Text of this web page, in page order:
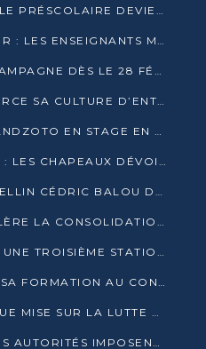
ÉDUCATION AU CONGO : LE PRÉSCOLAIRE DEVIENT OBLIGATOIRE, LE BTS CONSACRÉ DIPLÔME D’ÉTAT
ENSEIGNEMENT SUPÉRIEUR : LES ENSEIGNANTS MAINTIENNENT LA GRÈVE ET EXIGENT UN ACCORD ÉCRIT AVEC L’ÉTAT
PRÉSIDENTIELLE 2026 : CAMPAGNE DÈS LE 28 FÉVRIER, SCRUTIN LES 12 ET 15 MARS
CONGO TERMINAL RENFORCE SA CULTURE D’ENTREPRISE AVEC LE PROGRAMME « WIN TOGETHER »
FOOTBALL : BOREL TOMANDZOTO EN STAGE EN ESPAGNE AVEC POLISSYA FC
ÉLIMINATOIRES CAN 2027 : LES CHAPEAUX DÉVOILÉS, LE CONGO FIXÉ SUR SON SORT
PROPOS DU DGSP : CASTELLIN CÉDRIC BALOU DÉNONCE DES PROPOS INTIMIDANTS
SANTÉ : LE CONGO ACCÉLÈRE LA CONSOLIDATION DE L’OFFRE DE SOINS
LA LCDE MET EN SERVICE UNE TROISIÈME STATION D’EAU POTABLE À MFILOU
FOOTBALL : L’OL CONFIE SA FORMATION AU CONGOLAIS CHRISTIAN BASSILA
PRÉSIDENTIELLE 2026 : L’UE MISE SUR LA LUTTE CONTRE LA DÉSINFORMATION
PRIX DU GAZ BUTANE : LES AUTORITÉS IMPOSENT LE RESPECT DES PRIX RÉGLEMENTÉS